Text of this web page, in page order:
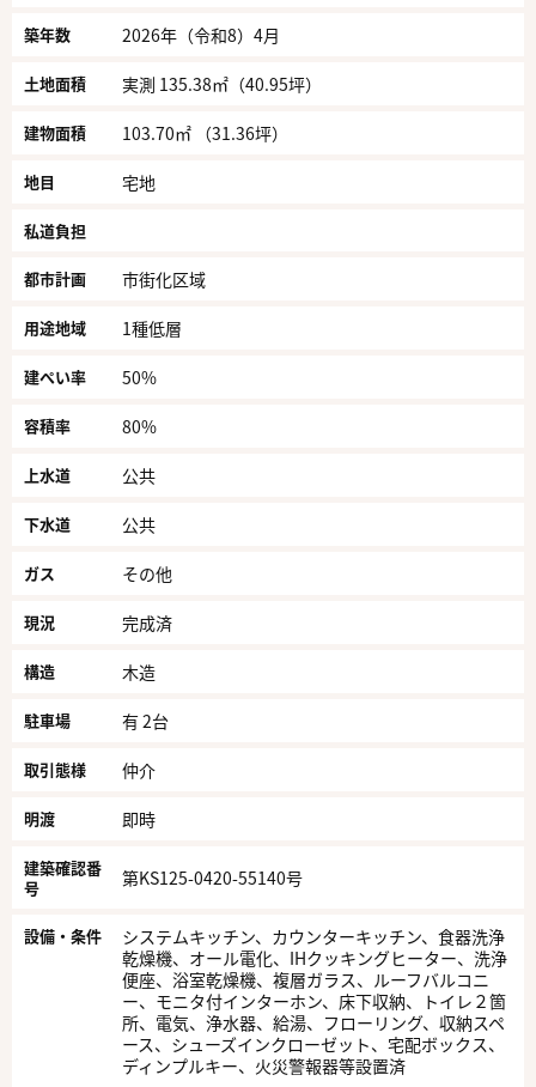
築年数 2026年（令和8）4月
土地面積 実測 135.38㎡（40.95坪）
建物面積 103.70㎡ （31.36坪）
地目 宅地
私道負担
都市計画 市街化区域
用途地域 1種低層
建ぺい率 50%
容積率 80%
上水道 公共
下水道 公共
ガス その他
現況 完成済
構造 木造
駐車場 有 2台
取引態様 仲介
明渡 即時
建築確認番
号
第KS125-0420-55140号
設備・条件
システムキッチン、カウンターキッチン、食器洗浄
乾燥機、オール電化、IHクッキングヒーター、洗浄
便座、浴室乾燥機、複層ガラス、ルーフバルコニ
ー、モニタ付インターホン、床下収納、トイレ２箇
所、電気、浄水器、給湯、フローリング、収納スペ
ース、シューズインクローゼット、宅配ボックス、
ディンプルキー、火災警報器等設置済